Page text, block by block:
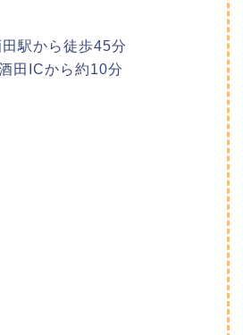
田駅から徒歩45分
田ICから約10分